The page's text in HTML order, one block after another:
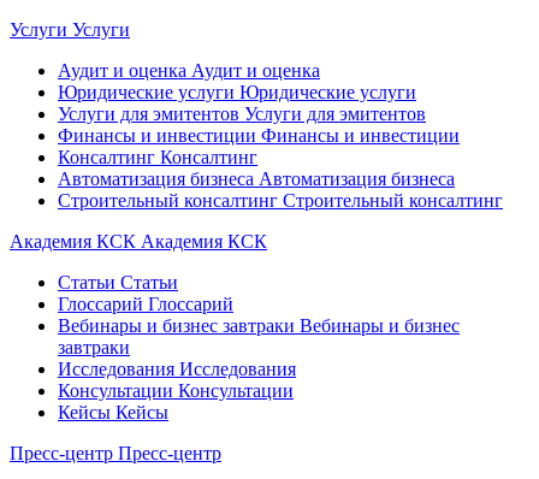
Услуги Услуги
Аудит и оценка Аудит и оценка
Юридические услуги Юридические услуги
Услуги для эмитентов Услуги для эмитентов
Финансы и инвестиции Финансы и инвестиции
Консалтинг Консалтинг
Автоматизация бизнеса Автоматизация бизнеса
Строительный консалтинг Строительный консалтинг
Академия КСК Академия КСК
Статьи Статьи
Глоссарий Глоссарий
Вебинары и бизнес завтраки Вебинары и бизнес
завтраки
Исследования Исследования
Консультации Консультации
Кейсы Кейсы
Пресс-центр Пресс-центр